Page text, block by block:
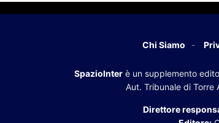
Chi Siamo
SpazioInterè un supplemento
Aut. Tribunale di Torre
Direttore